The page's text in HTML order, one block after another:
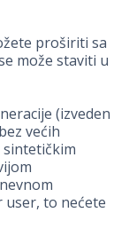
proširiti sa
može staviti u
(izveden
većih
sintetičkim
to nećete